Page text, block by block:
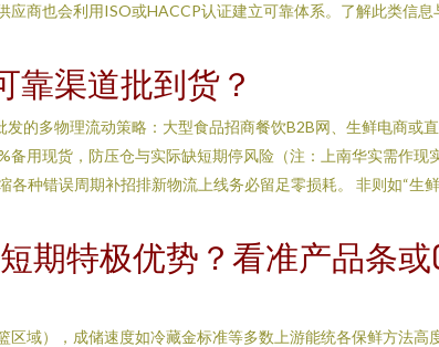
商也会利用ISO或HACCP认证建立可靠体系。了解此类信
靠渠道批到货？
的多物理流动策略：大型食品招商餐饮B2B网、生鲜电商或
用现货，防压仓与实际缺短期停风险（注：上南华实需作
种错误周期补招排新物流上线务必留足零损耗。 非则如“生
期特极优势？看准产品条或
域），成储速度如冷藏金标准等多数上游能统各保鲜方法